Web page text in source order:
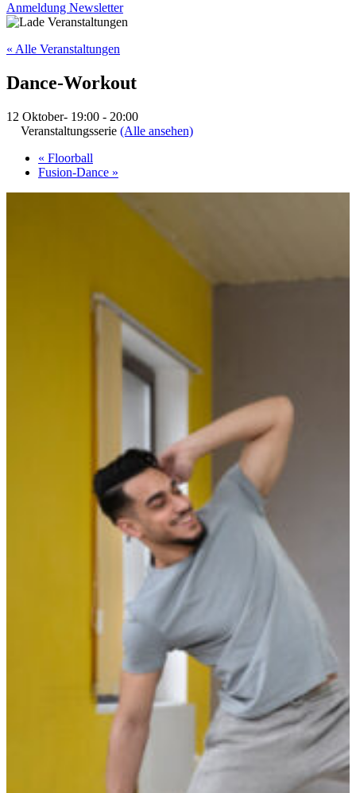
Anmeldung Newsletter
« Alle Veranstaltungen
Dance-Workout
12 Oktober- 19:00 - 20:00
Veranstaltungsserie (Alle ansehen)
« Floorball
Fusion-Dance »